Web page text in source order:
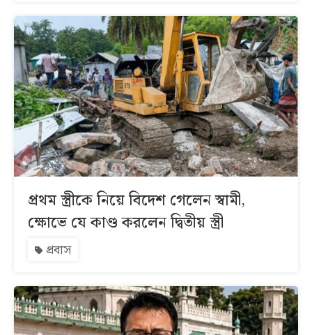
প্রথম স্ত্রীকে নিয়ে বিদেশ গেলেন স্বামী,
ক্ষোভে যে কাণ্ড করলেন দ্বিতীয় স্ত্রী
প্রবাস